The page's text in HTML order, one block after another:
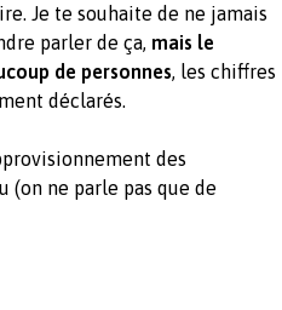
Je te souhaite de ne jamais
parler de ça, mais le
de personnes, les chiffres
déclarés.
des
ne parle pas que de